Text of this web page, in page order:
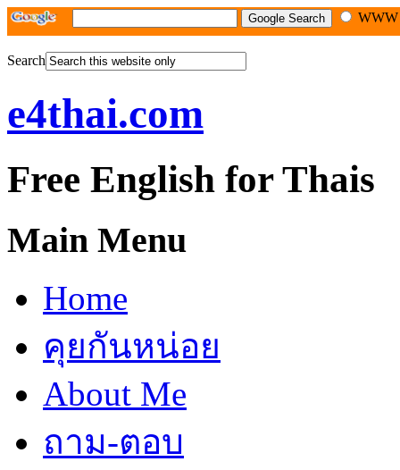
Search
e4thai.com
Free English for Thais
Main Menu
Home
คุยกันหน่อย
About Me
ถาม-ตอบ